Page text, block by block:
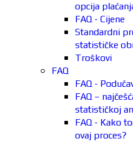
opcija
FAQ - Cijene
Standardni
statističke
Troškovi
FAQ
FAQ -
FAQ –
statističkoj
FAQ - Kako
ovaj proces?